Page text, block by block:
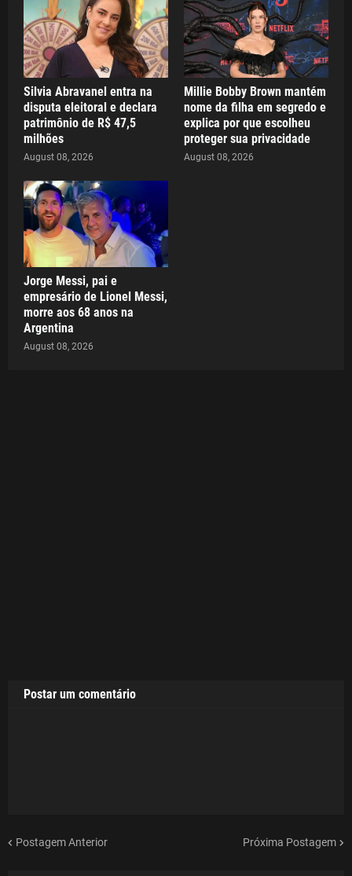
Silvia Abravanel entra na
disputa eleitoral e declara
patrimônio de R$ 47,5
milhões
August 08, 2026
Millie Bobby Brown mantém
nome da filha em segredo e
explica por que escolheu
proteger sua privacidade
August 08, 2026
Jorge Messi, pai e
empresário de Lionel Messi,
morre aos 68 anos na
Argentina
August 08, 2026
Postar um comentário
Postagem Anterior Próxima Postagem